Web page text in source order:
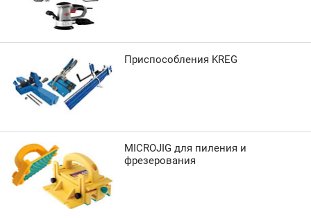
Приспособления KREG
MICROJIG для пиления и
фрезерования